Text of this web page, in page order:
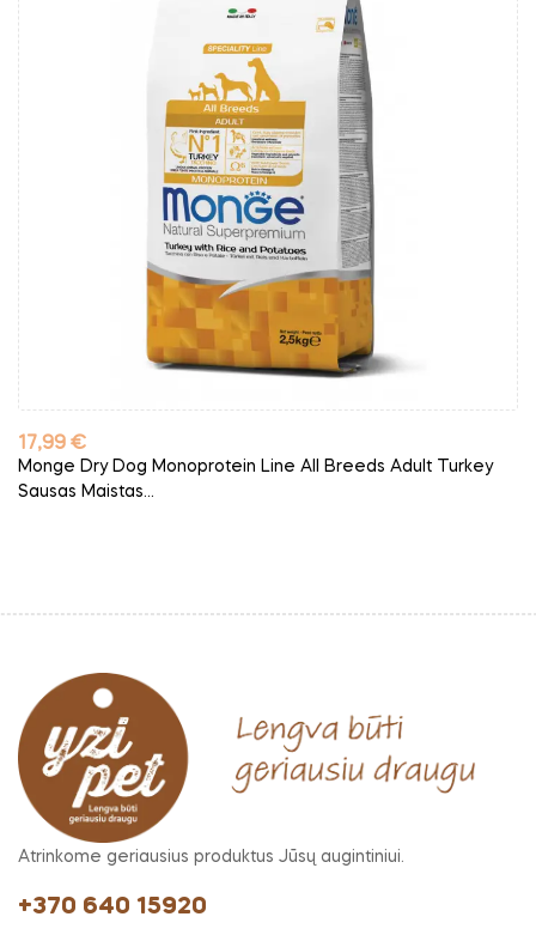
Kaina
17,99 €
Monge Dry Dog Monoprotein Line All Breeds Adult Turkey
Sausas Maistas...
Atrinkome geriausius produktus Jūsų augintiniui.
+370 640 15920